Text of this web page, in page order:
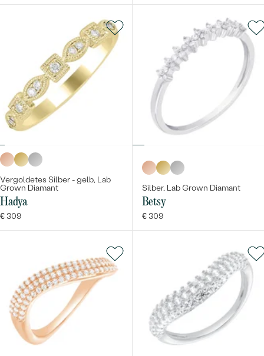
Vergoldetes Silber - gelb, Lab
Grown Diamant
Hadya
€ 309
Silber, Lab Grown Diamant
Betsy
€ 309